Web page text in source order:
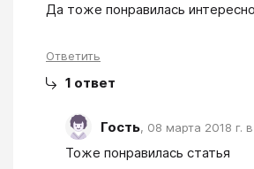
Да тоже понравилась
Ответить
1 ответ
Гость, 08 марта 2018 г.
Тоже понравилась статья